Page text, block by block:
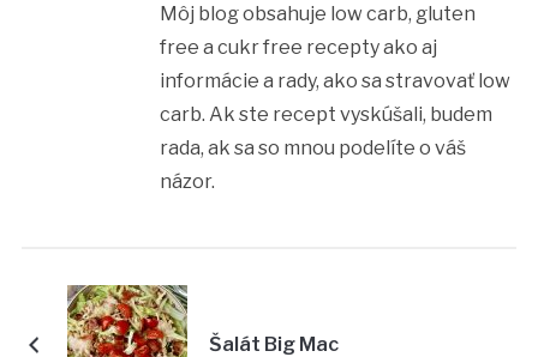
Môj blog obsahuje low carb, gluten
free a cukr free recepty ako aj
informácie a rady, ako sa stravovať low
carb. Ak ste recept vyskúšali, budem
rada, ak sa so mnou podelíte o váš
názor.
Šalát Big Mac